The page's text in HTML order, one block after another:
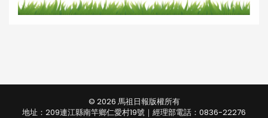
© 2026 馬祖日報版權所有
地址：209連江縣南竿鄉仁愛村19號｜經理部電話：0836-22276